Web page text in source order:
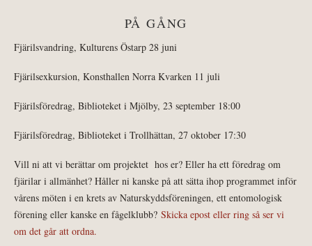
PÅ GÅNG
Fjärilsvandring, Kulturens Östarp 28 juni
Fjärilsexkursion, Konsthallen Norra Kvarken 11 juli
Fjärilsföredrag, Biblioteket i Mjölby, 23 september 18:00
Fjärilsföredrag, Biblioteket i Trollhättan, 27 oktober 17:30
Vill ni att vi berättar om projektet hos er? Eller ha ett föredrag om
fjärilar i allmänhet? Håller ni kanske på att sätta ihop programmet inför
vårens möten i en krets av Naturskyddsföreningen, ett entomologisk
förening eller kanske en fågelklubb? Skicka epost eller ring så ser vi
om det går att ordna.